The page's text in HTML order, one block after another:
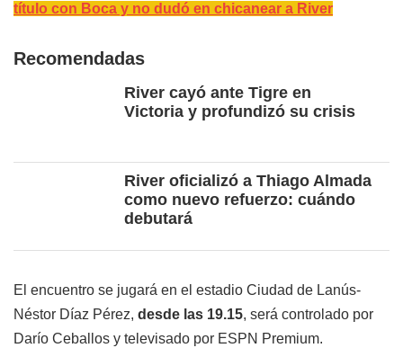
título con Boca y no dudó en chicanear a River
Recomendadas
River cayó ante Tigre en
Victoria y profundizó su crisis
River oficializó a Thiago Almada
como nuevo refuerzo: cuándo
debutará
El encuentro se jugará en el estadio Ciudad de Lanús-
Néstor Díaz Pérez, desde las 19.15, será controlado por
Darío Ceballos y televisado por ESPN Premium.